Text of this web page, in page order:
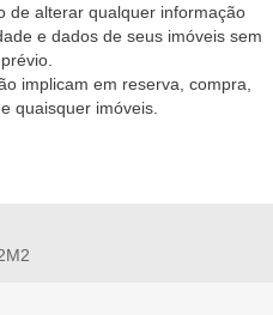
de alterar qualquer informação
e dados de seus imóveis sem
implicam em reserva, compra,
quaisquer imóveis.